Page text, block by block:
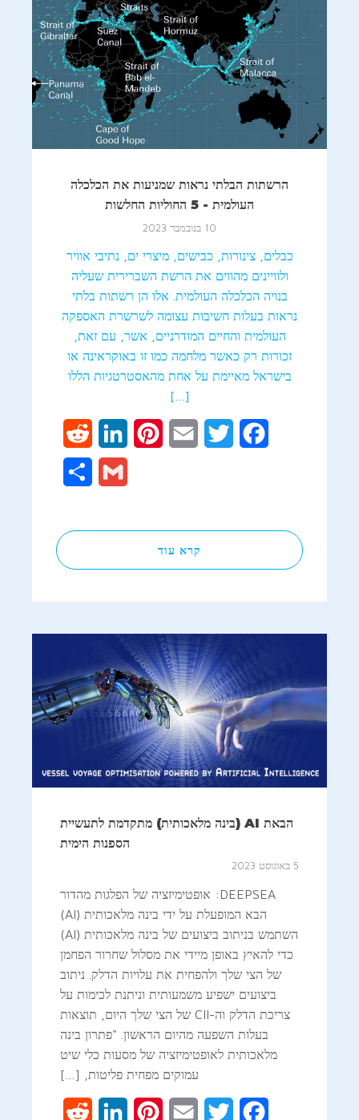
הרשתות הבלתי נראות שמניעות את הכלכלה
העולמית - 5 החוליות החלשות
10 בנובמבר 2023
כבלים, צינורות, כבישים, מיצרי ים, נתיבי אוויר
ולוויינים מהווים את הרשת השברירית שעליה
בנויה הכלכלה העולמית. אלו הן רשתות בלתי
נראות בעלות חשיבות עצומה לשרשרת האספקה
העולמית והחיים המודרניים, אשר, עם זאת,
זכורות רק כאשר מלחמה כמו זו באוקראינה או
בישראל מאיימת על אחת מהאסטרטגיות הללו
[…]
Facebook
Twitter
Email
Pinterest
LinkedIn
Gmail
קרא עוד
הבאת AI (בינה מלאכותית) מתקדמת לתעשיית
הספנות הימית
5 באוגוסט 2023
DEEPSEA: אופטימיזציה של הפלגות מהדור
הבא המופעלת על ידי בינה מלאכותית (AI)
השתמש בניתוב ביצועים של בינה מלאכותית (AI)
כדי להאיץ באופן מיידי את מסלול שחרור הפחמן
של הצי שלך ולהפחית את עלויות הדלק. ניתוב
ביצועים ישפיע משמעותית וניתנת לכימות על
צריכת הדלק וה-CII של הצי שלך היום, תוצאות
בעלות השפעה מהיום הראשון. "פתרון בינה
מלאכותית לאופטימיזציה של מסעות כלי שיט
עמוקים מפחית פליטות, […]
Facebook
Twitter
Email
Pinterest
LinkedIn